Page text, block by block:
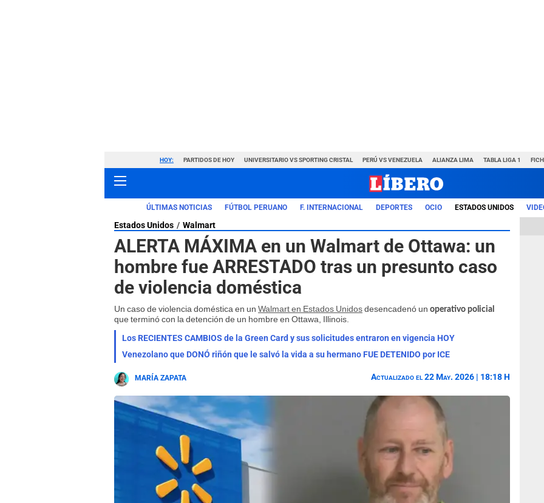
HOY: PARTIDOS DE HOY UNIVERSITARIO VS SPORTING CRISTAL PERÚ VS VENEZUELA ALIANZA LIMA TABLA LIGA 1
ÚLTIMAS NOTICIAS FÚTBOL PERUANO F. INTERNACIONAL DEPORTES OCIO ESTADOS UNIDOS
Estados Unidos Walmart
ALERTA MÁXIMA en un Walmart de Ottawa: un
hombre fue ARRESTADO tras un presunto caso
de violencia doméstica
Un caso de violencia doméstica en un Walmart en Estados Unidosdesencadenó un operativo policial
que terminó con la detención de un hombre en Ottawa, Illinois.
Los RECIENTES CAMBIOS de la Green Card y sus solicitudes entraron en vigencia HOY
Venezolano que DONÓ riñón que le salvó la vida a su hermano FUE DETENIDO por ICE
MARÍA ZAPATA Actualizado el 22 May. 2026 | 18:18 H